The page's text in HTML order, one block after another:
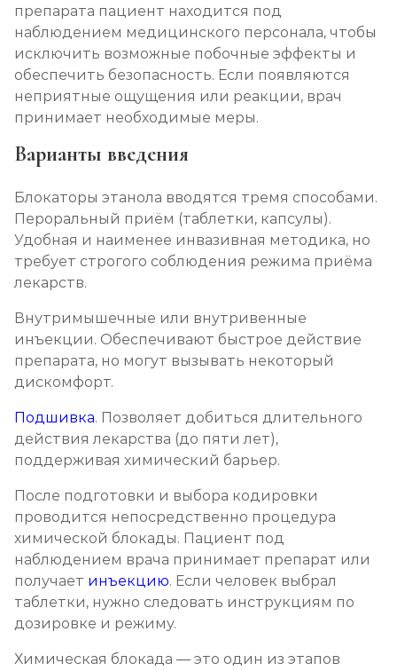
препарата пациент находится под
наблюдением медицинского персонала, чтобы
исключить возможные побочные эффекты и
обеспечить безопасность. Если появляются
неприятные ощущения или реакции, врач
принимает необходимые меры.
Варианты введения
Блокаторы этанола вводятся тремя способами.
Пероральный приём (таблетки, капсулы).
Удобная и наименее инвазивная методика, но
требует строгого соблюдения режима приёма
лекарств.
Внутримышечные или внутривенные
инъекции. Обеспечивают быстрое действие
препарата, но могут вызывать некоторый
дискомфорт.
Подшивка. Позволяет добиться длительного
действия лекарства (до пяти лет),
поддерживая химический барьер.
После подготовки и выбора кодировки
проводится непосредственно процедура
химической блокады. Пациент под
наблюдением врача принимает препарат или
получает инъекцию. Если человек выбрал
таблетки, нужно следовать инструкциям по
дозировке и режиму.
Химическая блокада — это один из этапов